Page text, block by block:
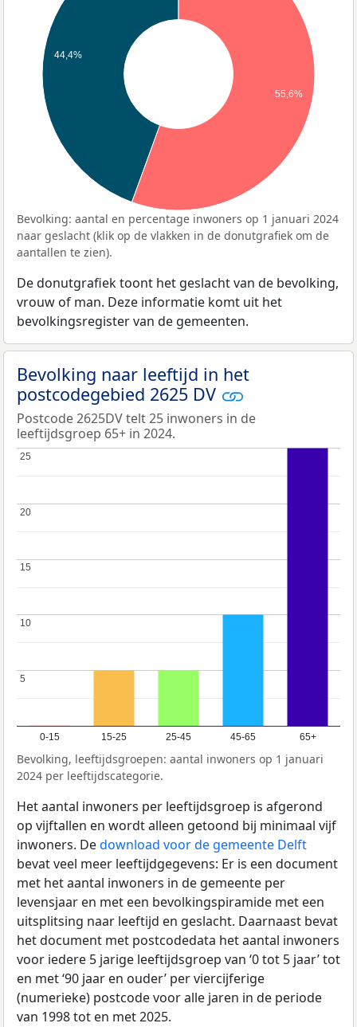
44,4%
55,6%
Bevolking: aantal en percentage inwoners op 1 januari 2024
naar geslacht (klik op de vlakken in de donutgrafiek om de
aantallen te zien).
De donutgrafiek toont het geslacht van de bevolking,
vrouw of man. Deze informatie komt uit het
bevolkingsregister van de gemeenten.
Bevolking naar leeftijd in het
postcodegebied 2625 DV
Postcode 2625DV telt 25 inwoners in de
leeftijdsgroep 65+ in 2024.
0-15 15-25 25-45 45-65 65+
5
5
10
10
15
15
20
20
25
25
Bevolking, leeftijdsgroepen: aantal inwoners op 1 januari
2024 per leeftijdscategorie.
Het aantal inwoners per leeftijdsgroep is afgerond
op vijftallen en wordt alleen getoond bij minimaal vijf
inwoners. Dedownload voor de gemeente Delft
bevat veel meer leeftijdgegevens: Er is een document
met het aantal inwoners in de gemeente per
levensjaar en met een bevolkingspiramide met een
uitsplitsing naar leeftijd en geslacht. Daarnaast bevat
het document met postcodedata het aantal inwoners
voor iedere 5 jarige leeftijdsgroep van ‘0 tot 5 jaar’ tot
en met ‘90 jaar en ouder’ per viercijferige
(numerieke) postcode voor alle jaren in de periode
van 1998 tot en met 2025.